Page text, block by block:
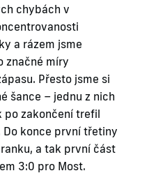
chybách v
a rázem jsme
značné míry
Přesto jsme si
šance – jednu z nich
po zakončení trefil
konce první třetiny
a tak první část
3:0 pro Most.